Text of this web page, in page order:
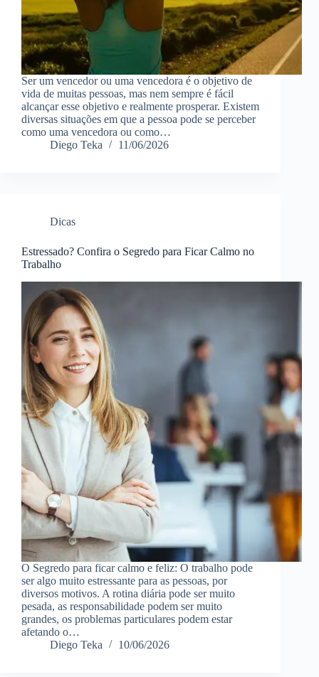
Ser um vencedor ou uma vencedora é o objetivo de
vida de muitas pessoas, mas nem sempre é fácil
alcançar esse objetivo e realmente prosperar. Existem
diversas situações em que a pessoa pode se perceber
como uma vencedora ou como…
Diego Teka
11/06/2026
Dicas
Estressado? Confira o Segredo para Ficar Calmo no
Trabalho
O Segredo para ficar calmo e feliz: O trabalho pode
ser algo muito estressante para as pessoas, por
diversos motivos. A rotina diária pode ser muito
pesada, as responsabilidade podem ser muito
grandes, os problemas particulares podem estar
afetando o…
Diego Teka
10/06/2026